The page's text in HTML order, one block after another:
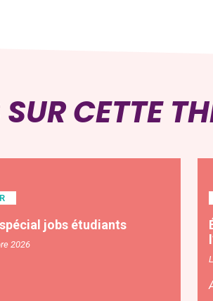
CETTE
jobs étudiants
2026